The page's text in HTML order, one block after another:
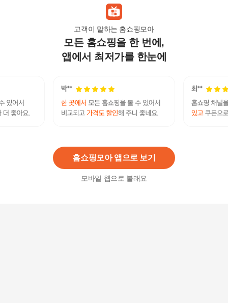
고객이 말하는 홈쇼핑모아
모든 홈쇼핑을 한 번에,
앱에서 최저가를 한눈에
홈쇼핑모아 앱으로 보기
모바일 웹으로 볼래요
아트 팩트 오리지널 프로 피니쉬 25g 로즈글리터
18,900원
아트 팩트 오리지널 프로 피니쉬 25g 폴인러브